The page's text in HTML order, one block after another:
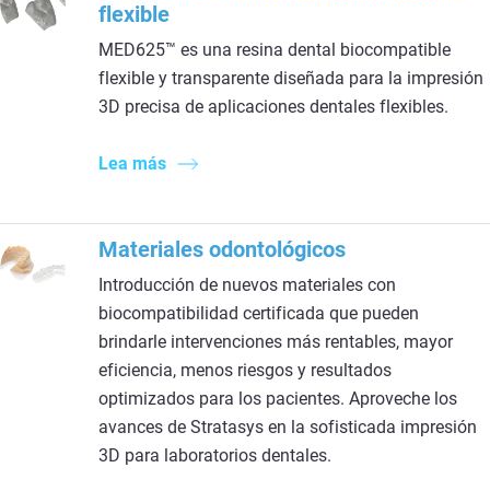
flexible
MED625™ es una resina dental biocompatible
flexible y transparente diseñada para la impresión
3D precisa de aplicaciones dentales flexibles.
Lea más
Materiales odontológicos
Introducción de nuevos materiales con
biocompatibilidad certificada que pueden
brindarle intervenciones más rentables, mayor
eficiencia, menos riesgos y resultados
optimizados para los pacientes. Aproveche los
avances de Stratasys en la sofisticada impresión
3D para laboratorios dentales.